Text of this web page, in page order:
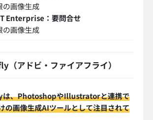
画像生成
Enterprise：要問合せ
画像生成
アドビ・ファイアフライ）
、PhotoshopやIllustratorと連携で
の画像生成AIツールとして注目されて